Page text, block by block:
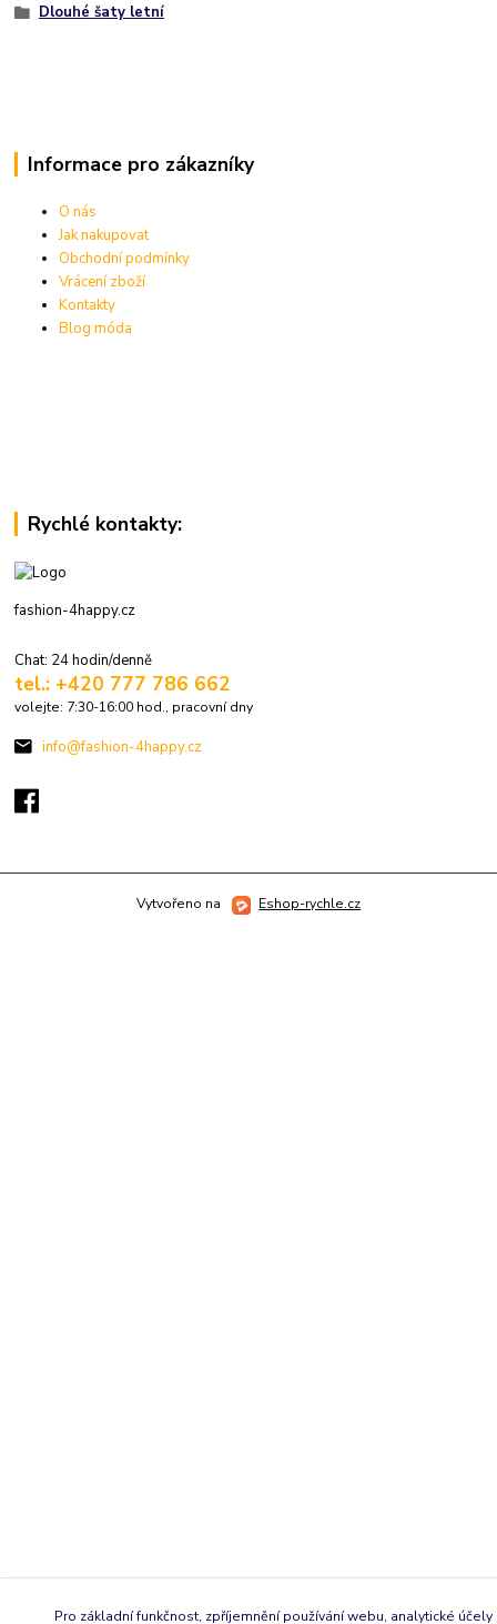
Dlouhé šaty letní
Informace pro zákazníky
O nás
Jak nakupovat
Obchodní podmínky
Vrácení zboží
Kontakty
Blog móda
Rychlé kontakty:
fashion-4happy.cz
Chat: 24 hodin/denně
tel.: +420 777 786 662
volejte: 7:30-16:00 hod., pracovní dny
info@fashion-4happy.cz
Vytvořeno na Eshop-rychle.cz
Pro základní funkčnost, zpříjemnění používání webu, analytické účely